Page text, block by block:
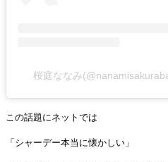
桜庭ななみ
この話題にネットでは
「シャーデー本当に懐かしい」